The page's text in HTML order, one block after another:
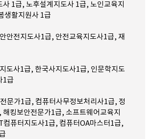
1급, 노후설계지도사 1급, 노인교육지
생활지원사 1급
안전지도사1급, 안전교육지도사1급, 재
도사1급, 한국사지도사1급, 인문학지도
1급
문가1급, 컴퓨터사무정보처리사1급, 정
킹보안전문가1급, 소프트웨어교육지
퓨터지도사1급, 컴퓨터OA마스터1급,